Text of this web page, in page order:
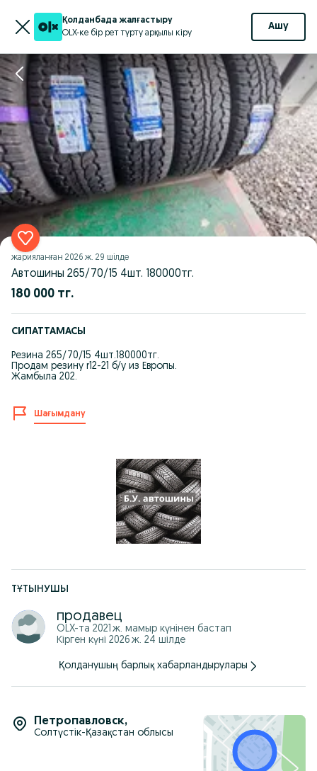
Қолданбада жалғастыру
OLX-ке бір рет түрту арқылы кіру
Ашу
жарияланған 2026 ж. 29 шілде
Автошины 265/70/15 4шт. 180000тг.
180 000 тг.
СИПАТТАМАСЫ
Резина 265/70/15 4шт.180000тг.
Продам резину r12-21 б/у из Европы.
Жамбыла 202.
Шағымдану
ТҰТЫНУШЫ
продавец
OLX-та 2021 ж. мамыр күнінен бастап
Кірген күні 2026 ж. 24 шілде
Қолданушың барлық хабарландырулары
Петропавловск,
Солтүстік-Қазақстан облысы